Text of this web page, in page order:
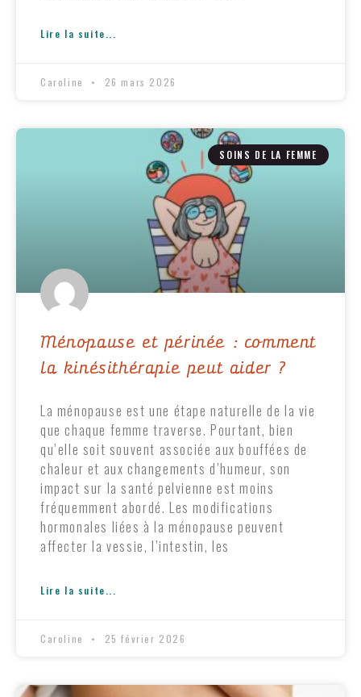
Lire la suite...
Caroline 26 mars 2026
SOINS DE LA FEMME
Ménopause et périnée : comment
la kinésithérapie peut aider ?
La ménopause est une étape naturelle de la vie
que chaque femme traverse. Pourtant, bien
qu’elle soit souvent associée aux bouffées de
chaleur et aux changements d’humeur, son
impact sur la santé pelvienne est moins
fréquemment abordé. Les modifications
hormonales liées à la ménopause peuvent
affecter la vessie, l’intestin, les
Lire la suite...
Caroline 25 février 2026